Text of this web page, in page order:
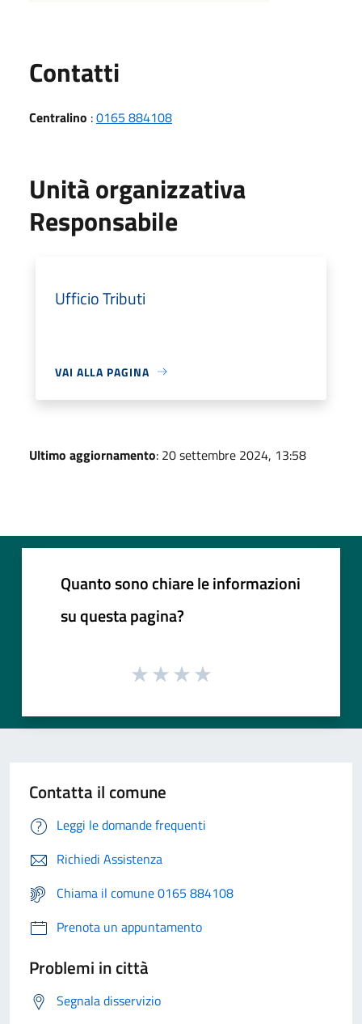
Contatti
Centralino :0165 884108
Unità organizzativa
Responsabile
Ufficio Tributi
VAI ALLA PAGINA
Ultimo aggiornamento: 20 settembre 2024, 13:58
Quanto sono chiare le informazioni
su questa pagina?
Contatta il comune
Leggi le domande frequenti
Richiedi Assistenza
Chiama il comune 0165 884108
Prenota un appuntamento
Problemi in città
Segnala disservizio